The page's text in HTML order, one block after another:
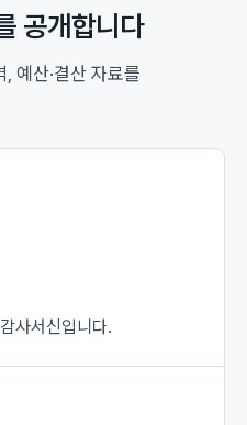
공개합니다
예산·결산 자료를
사서신입니다.